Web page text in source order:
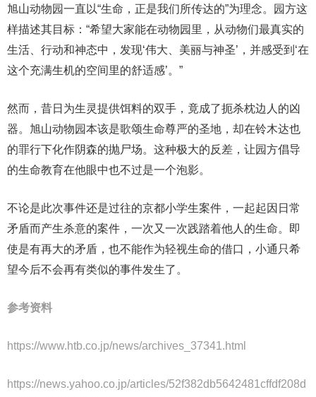
旭山动物园一直以“生命，正是我们所传达的”为理念。园方这
样描述其目标：“希望大家能在动物园里，从动物们最真实的
生活、行动和神态中，发现‘伟大、美丽与神圣’，并感受到‘在
这个充满生机的空间里的舒适感’。”
然而，昔日为生灵提供饵料的双手，竟成了扼杀枕边人的凶
器。旭山动物园本该是歌颂生命尊严的圣地，却在铃木达也
的罪行下化作阴森的抛尸场。这种极大的反差，让园方倡导
的生命教育在他眼中也不过是一个泡影。
不论是此次事件还是过往的京都小学生案件，一起起因日常
矛盾而产生杀意的案件，一次又一次践踏着他人的生命。即
使是有再大的矛盾，也不能作为轻视生命的借口，小通只希
望今后不会再有类似的事件发生了。
参考资料
https://www.htb.co.jp/news/archives_37341.html
https://news.yahoo.co.jp/articles/52f382db5642481cffdf208d